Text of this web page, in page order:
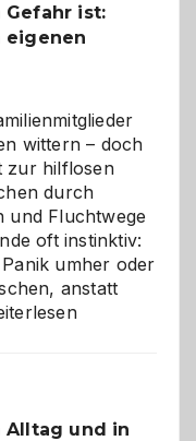
ist:
eigenen
wittern – doch
zur hilflosen
durch
und Fluchtwege
oft instinktiv:
umher oder
anstatt
Alltag und in